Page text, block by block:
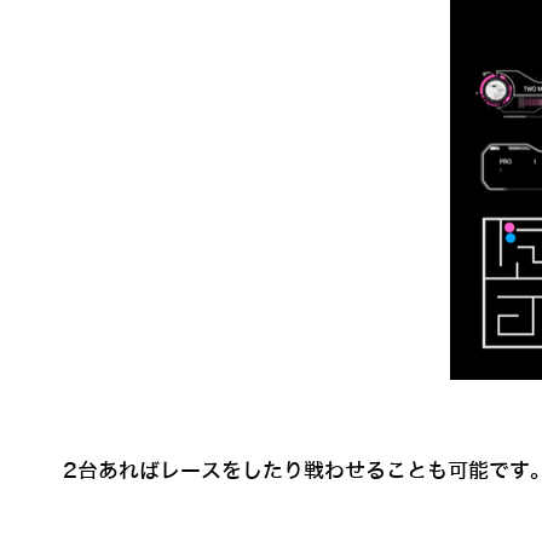
2台あればレースをしたり戦わせることも可能です